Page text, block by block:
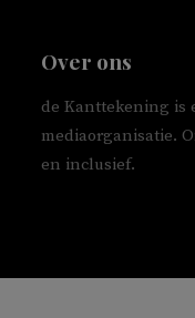
Over ons
de Kanttekening is
mediaorganisatie.
en inclusief.